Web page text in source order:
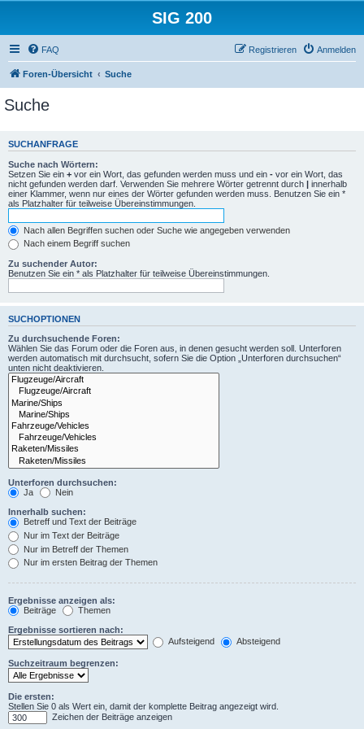
SIG 200
FAQ Anmelden
Registrieren
Foren-Übersicht Suche
Suche
SUCHANFRAGE
Suche nach Wörtern:
Setzen Sie ein + vor ein Wort, das gefunden werden muss und ein - vor ein Wort, das
nicht gefunden werden darf. Verwenden Sie mehrere Wörter getrennt durch | innerhalb
einer Klammer, wenn nur eines der Wörter gefunden werden muss. Benutzen Sie ein *
als Platzhalter für teilweise Übereinstimmungen.
Nach allen Begriffen suchen oder Suche wie angegeben verwenden
Nach einem Begriff suchen
Zu suchender Autor:
Benutzen Sie ein * als Platzhalter für teilweise Übereinstimmungen.
SUCHOPTIONEN
Zu durchsuchende Foren:
Wählen Sie das Forum oder die Foren aus, in denen gesucht werden soll. Unterforen
werden automatisch mit durchsucht, sofern Sie die Option „Unterforen durchsuchen“
unten nicht deaktivieren.
Unterforen durchsuchen:
Ja
Nein
Innerhalb suchen:
Betreff und Text der Beiträge
Nur im Text der Beiträge
Nur im Betreff der Themen
Nur im ersten Beitrag der Themen
Ergebnisse anzeigen als:
Beiträge
Themen
Ergebnisse sortieren nach:
Aufsteigend
Absteigend
Suchzeitraum begrenzen:
Die ersten:
Stellen Sie 0 als Wert ein, damit der komplette Beitrag angezeigt wird.
Zeichen der Beiträge anzeigen